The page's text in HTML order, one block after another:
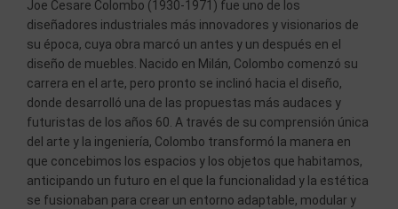
Joe Cesare Colombo (1930-1971) fue uno de los
diseñadores industriales más innovadores y visionarios de
su época, cuya obra marcó un antes y un después en el
diseño de muebles. Nacido en Milán, Colombo comenzó su
carrera en el arte, pero pronto se inclinó hacia el diseño,
donde desarrolló una de las propuestas más audaces y
futuristas de los años 60. A través de su comprensión única
del arte y la ingeniería, Colombo transformó la manera en
que concebimos los espacios y los objetos que habitamos,
anticipando un futuro en el que la funcionalidad y la estética
se fusionaban para crear un entorno adaptable, modular y